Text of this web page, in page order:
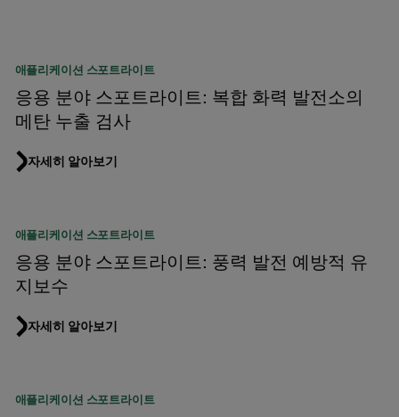
애플리케이션 스포트라이트
응용 분야 스포트라이트: 복합 화력 발전소의
메탄 누출 검사
자세히 알아보기
애플리케이션 스포트라이트
응용 분야 스포트라이트: 풍력 발전 예방적 유
지보수
자세히 알아보기
애플리케이션 스포트라이트